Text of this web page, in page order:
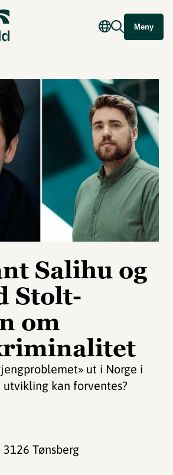
Meny
Salihu og
Stolt-
om
ut i Norge i
utvikling kan forventes?
3126 Tønsberg